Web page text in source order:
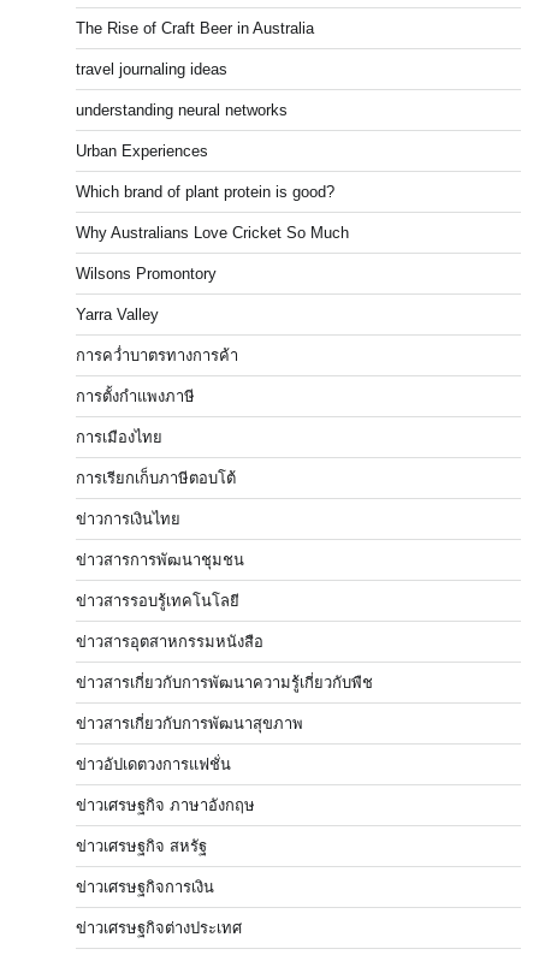
The Rise of Craft Beer in Australia
travel journaling ideas
understanding neural networks
Urban Experiences
Which brand of plant protein is good?
Why Australians Love Cricket So Much
Wilsons Promontory
Yarra Valley
การคว่ำบาตรทางการค้า
การตั้งกำแพงภาษี
การเมืองไทย
การเรียกเก็บภาษีตอบโต้
ข่าวการเงินไทย
ข่าวสารการพัฒนาชุมชน
ข่าวสารรอบรู้เทคโนโลยี
ข่าวสารอุตสาหกรรมหนังสือ
ข่าวสารเกี่ยวกับการพัฒนาความรู้เกี่ยวกับพืช
ข่าวสารเกี่ยวกับการพัฒนาสุขภาพ
ข่าวอัปเดตวงการแฟชั่น
ข่าวเศรษฐกิจ ภาษาอังกฤษ
ข่าวเศรษฐกิจ สหรัฐ
ข่าวเศรษฐกิจการเงิน
ข่าวเศรษฐกิจต่างประเทศ